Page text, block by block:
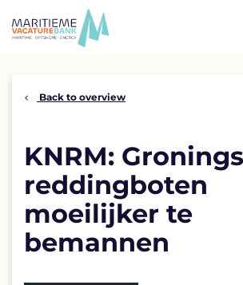
Back to overview
KNRM:
reddingboten
moeilijker te
bemannen